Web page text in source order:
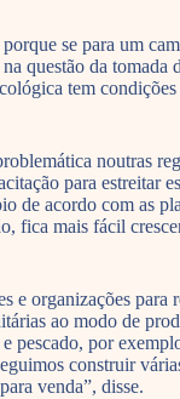
se para um
da tomada
tem
noutras
para
acordo com as
fica mais fácil
e organizações
ao modo de
por
construir
venda”, disse.